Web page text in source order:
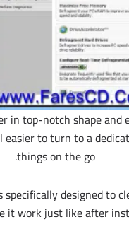
in top-notch shape
to turn to a
things on the go.
designed to
it work just like after